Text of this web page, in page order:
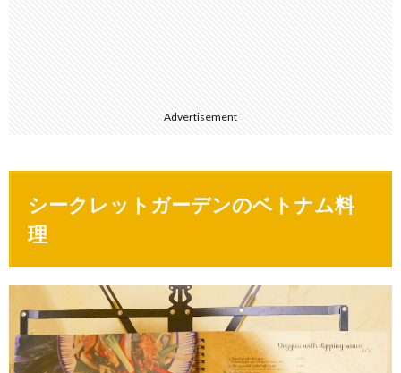
Advertisement
シークレットガーデンのベトナム料
理